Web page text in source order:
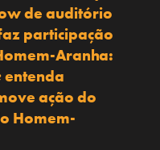
de auditório
participação
Aranha:
entenda
ação do
Homem-